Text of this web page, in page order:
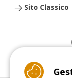
Sito Classico